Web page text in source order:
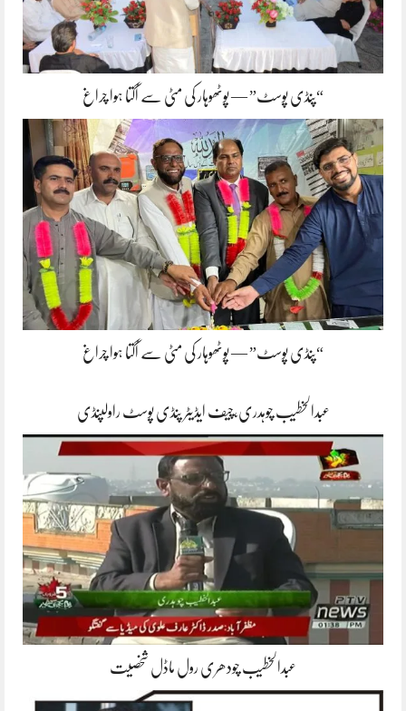
“پنڈی پوسٹ” — پوٹھوہار کی مٹی سے اُگتا ہوا چراغ
“پنڈی پوسٹ” — پوٹھوہار کی مٹی سے اُگتا ہوا چراغ
عبدالخطیب چوہدری،چیف ایڈیٹر پنڈی پوسٹ راولپنڈی
عبدالخطیب چودھری رول ماڈل شخصیت